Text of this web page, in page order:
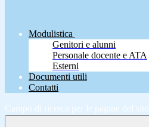
Modulistica
Genitori e alunni
Personale docente e ATA
Esterni
Documenti utili
Contatti
Campo di ricerca per le pagine del sito